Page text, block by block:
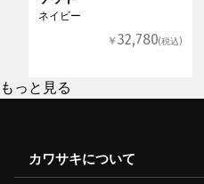
ネイビー
￥32,780(税込)
もっと見る
カワサキについて